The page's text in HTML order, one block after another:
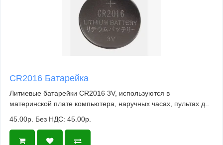
CR2016 Батарейка
Литиевые батарейки CR2016 3V, используются в
материнской плате компьютера, наручных часах, пультах д..
45.00р. Без НДС: 45.00р.